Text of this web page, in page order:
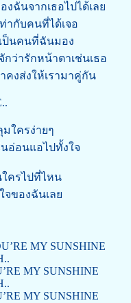
ฉันจากเธอไปได้เลย
ากับคนที่ได้เจอ
ป็นคนที่ฉันมอง
ว่ารักหน้าตาเช่นเธอ
คงส่งให้เรามาคู่กัน
ใครง่ายๆ
อ่อนแอไปทั้งใจ
ใครไปที่ไหน
จของฉันเลย
MY SUNSHINE
MY SUNSHINE
MY SUNSHINE